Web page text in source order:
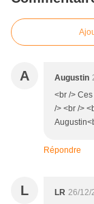
A Augustin
<br />
/> <br />
Répondre
L LR 26/12/